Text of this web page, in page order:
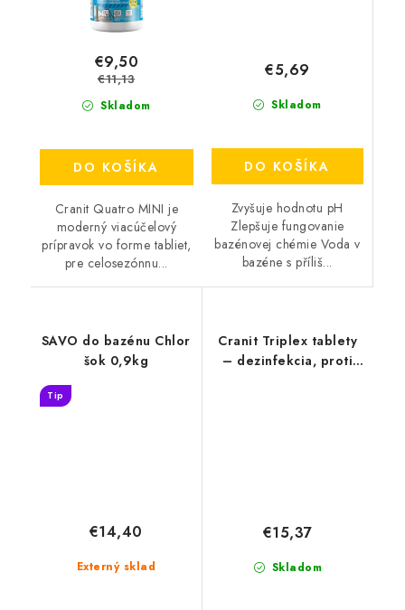
Skladom
€9,50
€11,13
DO KOŠÍKA
Cranit Quatro MINI je
moderný viacúčelový
prípravok vo forme tabliet,
pre celosezónnu...
Skladom
€5,69
DO KOŠÍKA
Zvyšuje hodnotu pH
Zlepšuje fungovanie
bazénovej chémie Voda v
bazéne s příliš...
SAVO do bazénu Chlor
šok 0,9kg
Tip
Externý sklad
€14,40
Cranit Triplex tablety
– dezinfekcia, proti
Skladom
€15,37